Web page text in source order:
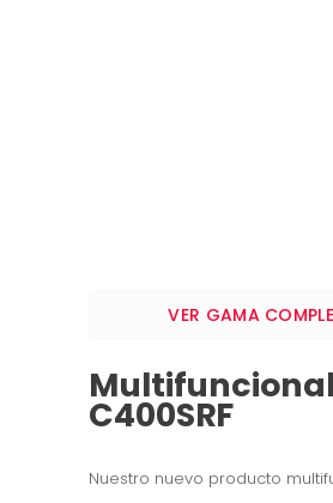
VER GAMA
C400SRF
Nuestro nuevo producto